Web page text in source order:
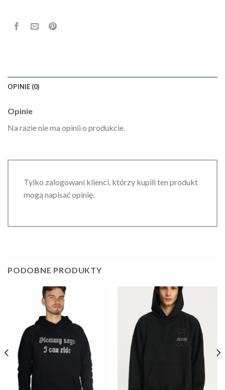
OPINIE (0)
Opinie
Na razie nie ma opinii o produkcie.
Tylko zalogowani klienci, którzy kupili ten produkt
mogą napisać opinię.
PODOBNE PRODUKTY